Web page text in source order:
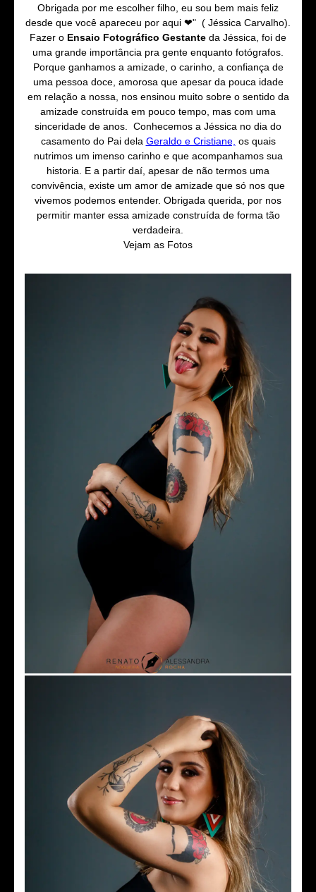
Obrigada por me escolher filho, eu sou bem mais feliz
desde que você apareceu por aqui ❤" ( Jéssica Carvalho).
Fazer o Ensaio Fotográfico Gestante da Jéssica, foi de
uma grande importância pra gente enquanto fotógrafos.
Porque ganhamos a amizade, o carinho, a confiança de
uma pessoa doce, amorosa que apesar da pouca idade
em relação a nossa, nos ensinou muito sobre o sentido da
amizade construída em pouco tempo, mas com uma
sinceridade de anos. Conhecemos a Jéssica no dia do
casamento do Pai dela Geraldo e Cristiane, os quais
nutrimos um imenso carinho e que acompanhamos sua
historia. E a partir daí, apesar de não termos uma
convivência, existe um amor de amizade que só nos que
vivemos podemos entender. Obrigada querida, por nos
permitir manter essa amizade construída de forma tão
verdadeira.
Vejam as Fotos